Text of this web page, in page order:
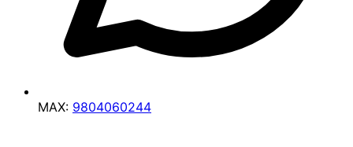
MAX: 9804060244